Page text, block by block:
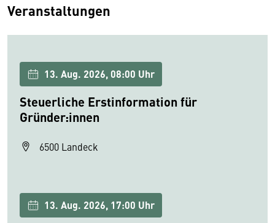
Veranstaltungen
13. Aug. 2026, 08:00 Uhr
Steuerliche Erstinformation für
Gründer:innen
6500 Landeck
13. Aug. 2026, 17:00 Uhr